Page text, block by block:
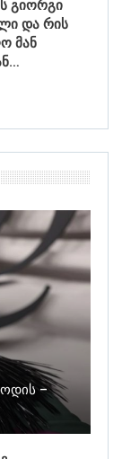
გიორგი
და რის
მან
–